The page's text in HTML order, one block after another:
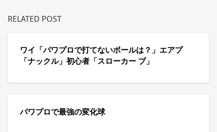
RELATED POST
ワイ「パワプロで打てないボールは？」エアプ
「ナックル」初心者「スローカー ブ」
パワプロで最強の変化球